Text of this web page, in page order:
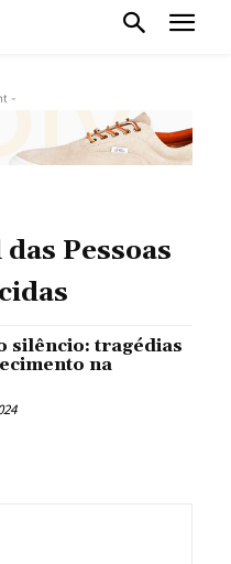
-
Pessoas
silêncio: tragédias
na